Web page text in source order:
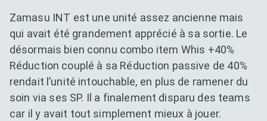
Zamasu INT est une unité assez ancienne mais
qui avait été grandement apprécié à sa sortie. Le
désormais bien connu combo item Whis +40%
Réduction couplé à sa Réduction passive de 40%
rendait l’unité intouchable, en plus de ramener du
soin via ses SP. Il a finalement disparu des teams
car il y avait tout simplement mieux à jouer.